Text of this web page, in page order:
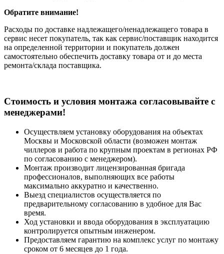
Обратите внимание!
Расходы по доставке надлежащего/ненадлежащего товара в
сервис несет покупатель, так как сервис/поставщик находится
на определенной территории и покупатель должен
самостоятельно обеспечить доставку товара от и до места
ремонта/склада поставщика.
Cтоимость и условия монтажа согласовывайте с
менеджерами!
Осуществляем установку оборудования на объектах
Москвы и Московской области (возможен монтаж
чиллеров и работа по крупным проектам в регионах РФ
по согласованию с менеджером).
Монтаж производит лицензированная бригада
профессионалов, выполняющих все работы
максимально аккуратно и качественно.
Выезд специалистов осуществляется по
предварительному согласованию в удобное для Вас
время.
Ход установки и ввода оборудования в эксплуатацию
контролируется опытным инженером.
Предоставляем гарантию на комплекс услуг по монтажу
сроком от 6 месяцев до 1 года.